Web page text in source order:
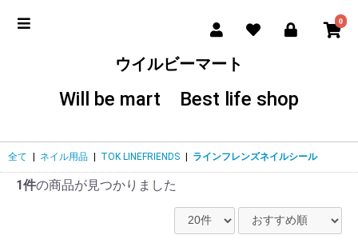
0
ウイルビーマート
Will be mart Best life shop
全て ネイル用品 TOK LINEFRIENDS ラインフレンズネイルシール
1件の商品が見つかりました